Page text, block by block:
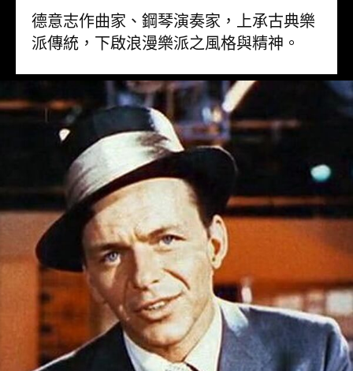
德意志作曲家、鋼琴演奏家，上承古典樂
派傳統，下啟浪漫樂派之風格與精神。